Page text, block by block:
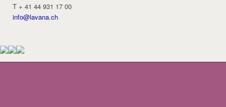
T + 41 44 931 17 00
info@lavana.ch